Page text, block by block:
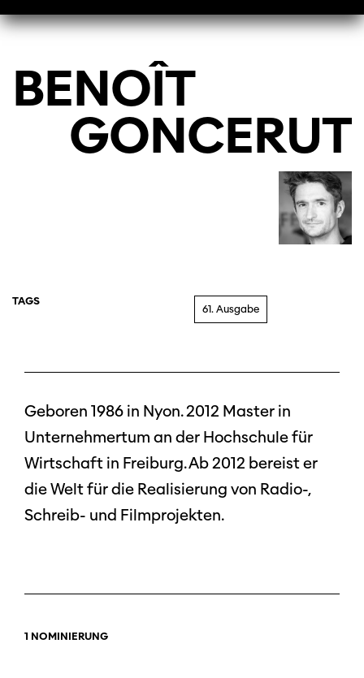
BENOÎT
GONCERUT
TAGS
61. Ausgabe
Geboren 1986 in Nyon. 2012 Master in
Unternehmertum an der Hochschule für
Wirtschaft in Freiburg. Ab 2012 bereist er
die Welt für die Realisierung von Radio-,
Schreib- und Filmprojekten.
1 NOMINIERUNG